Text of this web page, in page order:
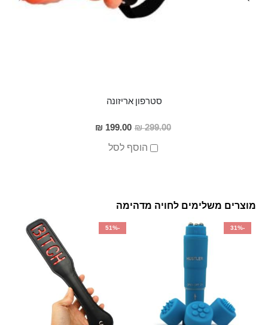
סטרפון אריזונה
299.00 ₪
מחיר
מבצע
199.00 ₪
הוסף לסל
מוצרים משלימים לחויה מדהימה
-31%
-51%